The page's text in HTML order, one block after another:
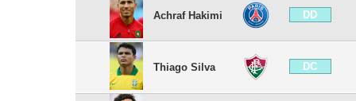
Achraf Hakimi DD
Thiago Silva DC